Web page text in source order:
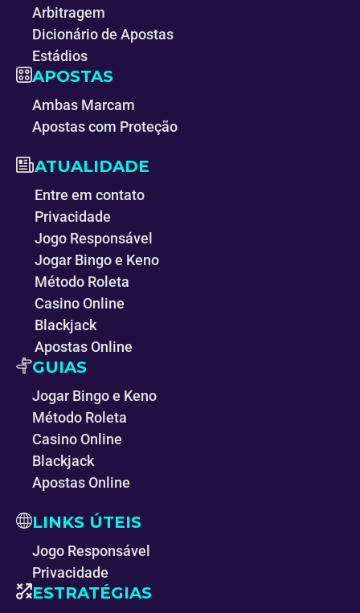
Arbitragem
Dicionário de Apostas
Estádios
APOSTAS
Ambas Marcam
Apostas com Proteção
ATUALIDADE
Entre em contato
Privacidade
Jogo Responsável
Jogar Bingo e Keno
Método Roleta
Casino Online
Blackjack
Apostas Online
GUIAS
Jogar Bingo e Keno
Método Roleta
Casino Online
Blackjack
Apostas Online
LINKS ÚTEIS
Jogo Responsável
Privacidade
ESTRATÉGIAS